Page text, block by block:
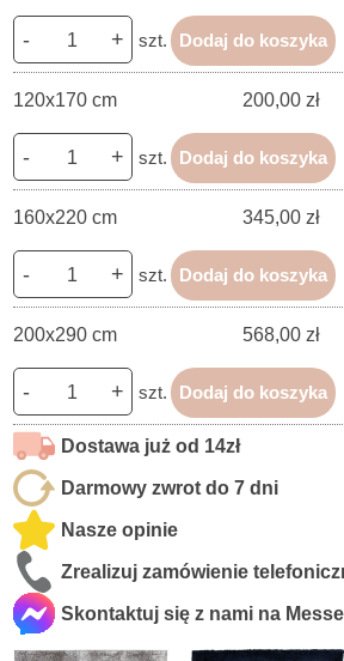
- + szt. Dodaj do koszyka
120x170 cm 200,00 zł
- + szt. Dodaj do koszyka
160x220 cm 345,00 zł
- + szt. Dodaj do koszyka
200x290 cm 568,00 zł
- + szt. Dodaj do koszyka
Dostawa już od 14zł
Darmowy zwrot do 7 dni
Nasze opinie
Zrealizuj zamówienie
Skontaktuj się z nami na